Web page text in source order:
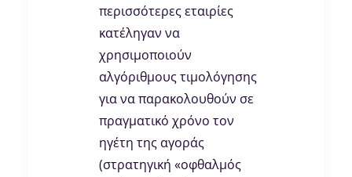
περισσότερες εταιρίες
κατέληγαν να
χρησιμοποιούν
αλγόριθμους τιμολόγησης
για να παρακολουθούν σε
πραγματικό χρόνο τον
ηγέτη της αγοράς
(στρατηγική «οφθαλμός